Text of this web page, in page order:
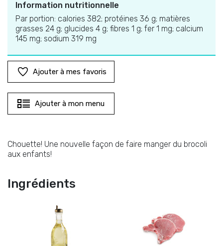
Information nutritionnelle
Par portion: calories 382; protéines 36 g; matières
grasses 24 g; glucides 4 g; fibres 1 g; fer 1 mg; calcium
145 mg; sodium 319 mg
Ajouter à mes favoris
Ajouter à mon menu
Chouette! Une nouvelle façon de faire manger du brocoli
aux enfants!
Ingrédients